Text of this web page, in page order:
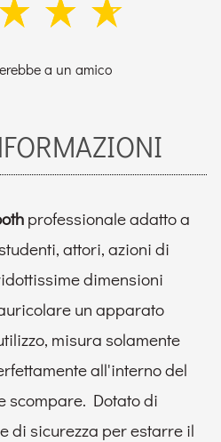
a un amico
professionale adatto a
attori, azioni di
dimensioni
un apparato
misura solamente
all'interno del
scompare. Dotato di
di sicurezza per estarre il